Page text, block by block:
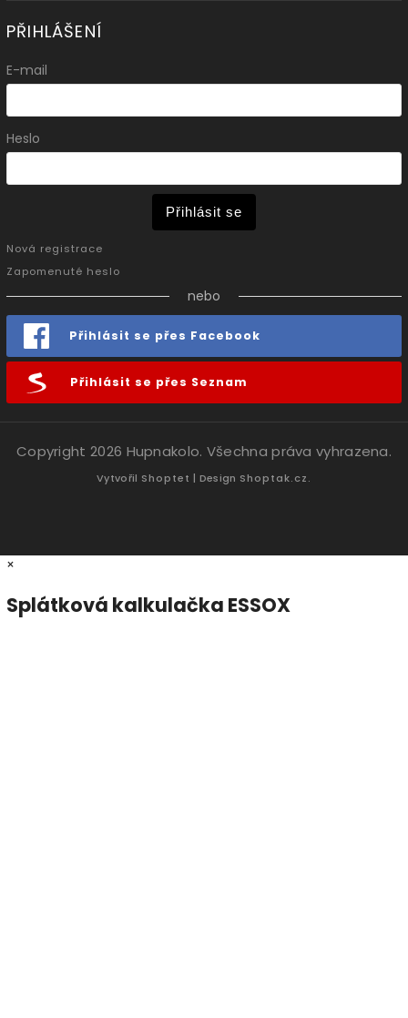
PŘIHLÁŠENÍ
E-mail
Heslo
Přihlásit se
Nová registrace
Zapomenuté heslo
nebo
Přihlásit se přes Facebook
Přihlásit se přes Seznam
Copyright 2026 Hupnakolo. Všechna práva vyhrazena.
Vytvořil Shoptet | Design Shoptak.cz.
×
Splátková kalkulačka ESSOX